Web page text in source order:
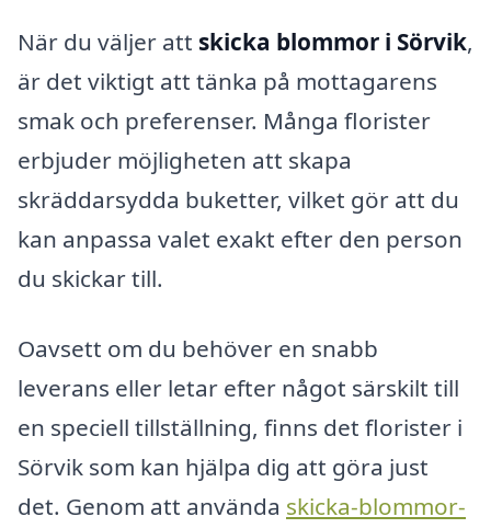
När du väljer att skicka blommor i Sörvik,
är det viktigt att tänka på mottagarens
smak och preferenser. Många florister
erbjuder möjligheten att skapa
skräddarsydda buketter, vilket gör att du
kan anpassa valet exakt efter den person
du skickar till.
Oavsett om du behöver en snabb
leverans eller letar efter något särskilt till
en speciell tillställning, finns det florister i
Sörvik som kan hjälpa dig att göra just
det. Genom att använda skicka-blommor-